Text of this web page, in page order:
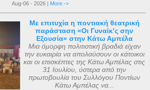
Aug-06 - 2026 | More ->
Με επιτυχία η ποντιακή θεατρική
παράσταση «Οι Γυναίκ’ς σην
Εξουσία» στην Κάτω Αμπέλα
Μια όμορφη πολιτιστική βραδιά είχαν
την ευκαιρία να απολαύσουν οι κάτοικοι
και οι επισκέπτες της Κάτω Αμπέλας στις
31 Ιουλίου, ύστερα από την
πρωτοβουλία του Συλλόγου Ποντίων
Κάτω Αμπέλας να...